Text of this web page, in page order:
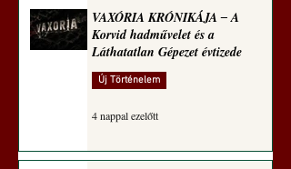
VAXÓRIA KRÓNIKÁJA ‒ A
Korvid hadművelet és a
Láthatatlan Gépezet évtizede
Új Történelem
4 nappal ezelőtt